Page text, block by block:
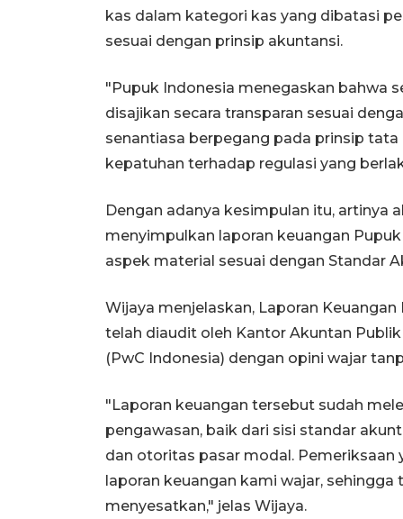
kas dalam kategori kas yang dibatasi
sesuai dengan prinsip akuntansi.
"Pupuk Indonesia menegaskan bahwa
disajikan secara transparan sesuai
senantiasa berpegang pada prinsip
kepatuhan terhadap regulasi yang
Dengan adanya kesimpulan itu, artinya
menyimpulkan laporan keuangan
aspek material sesuai dengan Standar
Wijaya menjelaskan, Laporan
telah diaudit oleh Kantor Akuntan
(PwC Indonesia) dengan opini wajar
"Laporan keuangan tersebut sudah
pengawasan, baik dari sisi standar
dan otoritas pasar modal.
laporan keuangan kami wajar,
menyesatkan," jelas Wijaya.